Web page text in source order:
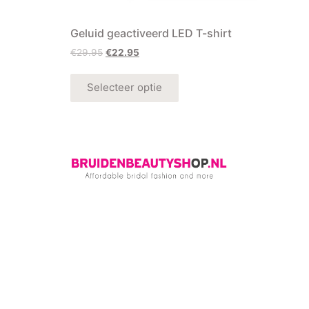
Geluid geactiveerd LED T-shirt
€29.95 €22.95
Selecteer optie